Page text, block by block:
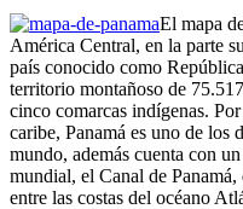
El mapa
América Central, en la parte
país conocido como
territorio montañoso de
cinco comarcas indígenas.
caribe, Panamá es uno de los
mundo, además cuenta con
mundial, el Canal de
entre las costas del océano